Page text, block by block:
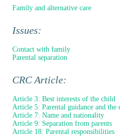
Family and alternative care
Issues:
Contact with family
Parental separation
CRC Article:
Article 3: Best interests of the child
Article 5: Parental guidance and the
Article 7: Name and nationality
Article 9: Separation from parents
Article 18: Parental responsibilities